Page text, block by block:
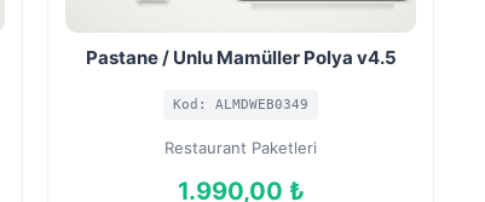
Pastane / Unlu Mamüller Polya v4.5
Kod: ALMDWEB0349
Restaurant Paketleri
1.990,00 ₺